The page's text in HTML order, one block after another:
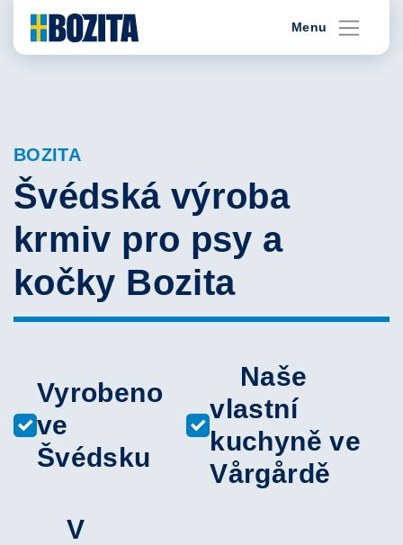
content
Menu
BOZITA
Švédská výroba
krmiv pro psy a
kočky Bozita
Vyrobeno
ve
Švédsku
Naše
vlastní
kuchyně ve
Vårgårdě
V